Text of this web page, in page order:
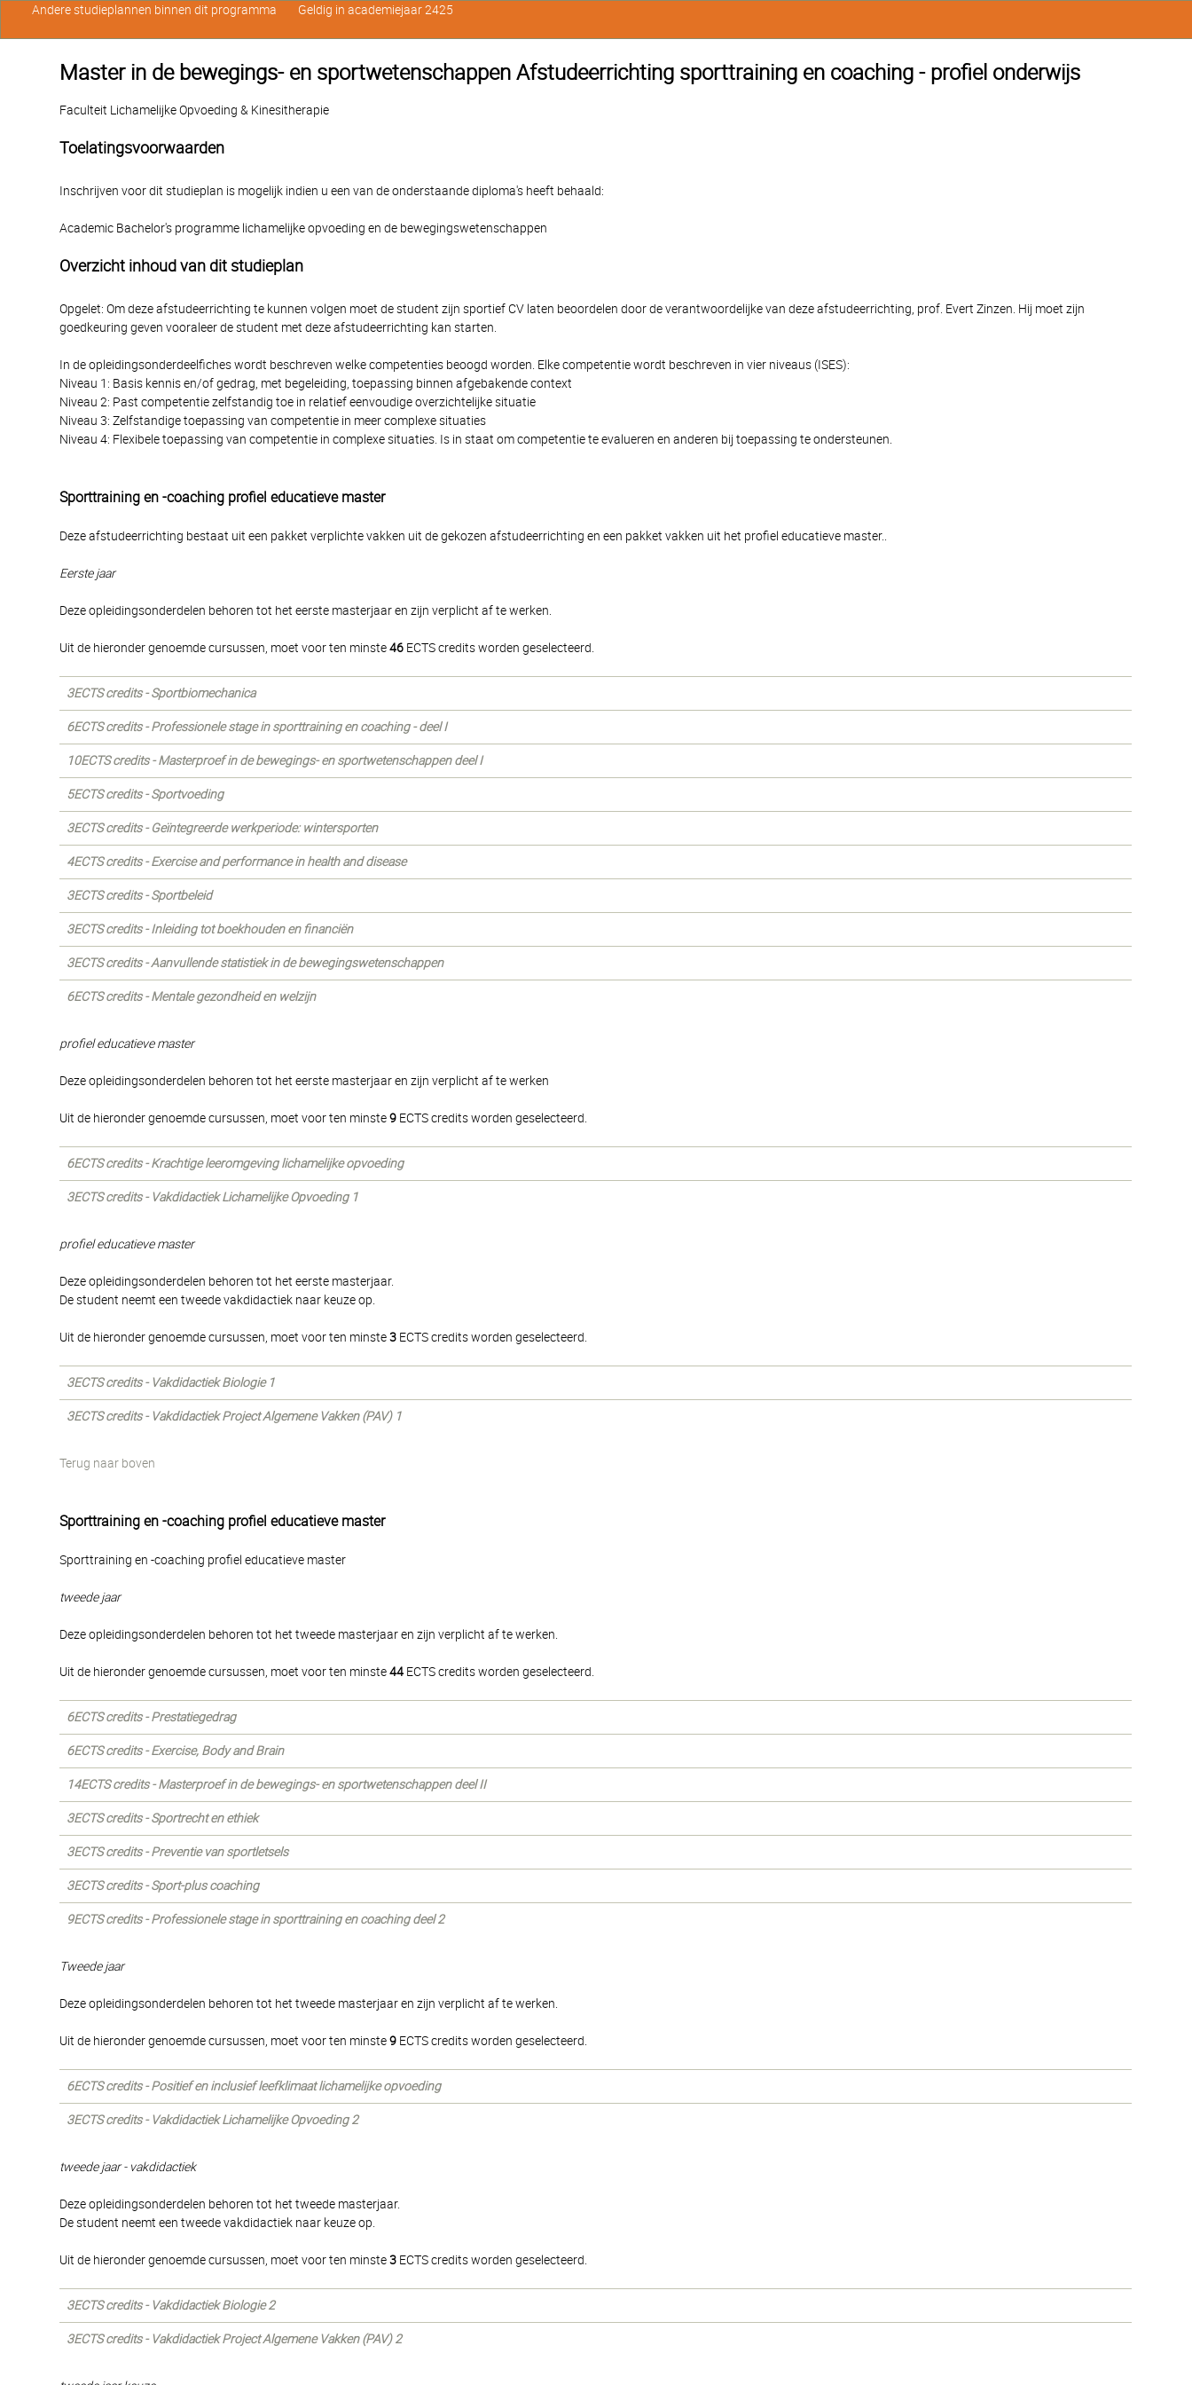
Master in de bewegings- en sportwetenschappen Afstudeerrichting sporttraining en coaching - profiel onderwijs
Faculteit Lichamelijke Opvoeding & Kinesitherapie
Toelatingsvoorwaarden
Inschrijven voor dit studieplan is mogelijk indien u een van de onderstaande diploma's heeft behaald:
Academic Bachelor's programme lichamelijke opvoeding en de bewegingswetenschappen
Overzicht inhoud van dit studieplan
Opgelet: Om deze afstudeerrichting te kunnen volgen moet de student zijn sportief CV laten beoordelen door de verantwoordelijke van deze afstudeerrichting, prof. Evert Zinzen. Hij moet zijn
goedkeuring geven vooraleer de student met deze afstudeerrichting kan starten.
In de opleidingsonderdeelfiches wordt beschreven welke competenties beoogd worden. Elke competentie wordt beschreven in vier niveaus (ISES):
Niveau 1: Basis kennis en/of gedrag, met begeleiding, toepassing binnen afgebakende context
Niveau 2: Past competentie zelfstandig toe in relatief eenvoudige overzichtelijke situatie
Niveau 3: Zelfstandige toepassing van competentie in meer complexe situaties
Niveau 4: Flexibele toepassing van competentie in complexe situaties. Is in staat om competentie te evalueren en anderen bij toepassing te ondersteunen.
Sporttraining en -coaching profiel educatieve master
Deze afstudeerrichting bestaat uit een pakket verplichte vakken uit de gekozen afstudeerrichting en een pakket vakken uit het profiel educatieve master..
Eerste jaar
Deze opleidingsonderdelen behoren tot het eerste masterjaar en zijn verplicht af te werken.
Uit de hieronder genoemde cursussen, moet voor ten minste46 ECTS credits worden geselecteerd.
3ECTS credits - Sportbiomechanica
6ECTS credits - Professionele stage in sporttraining en coaching - deel I
10ECTS credits - Masterproef in de bewegings- en sportwetenschappen deel I
5ECTS credits - Sportvoeding
3ECTS credits - Geïntegreerde werkperiode: wintersporten
4ECTS credits - Exercise and performance in health and disease
3ECTS credits - Sportbeleid
3ECTS credits - Inleiding tot boekhouden en financiën
3ECTS credits - Aanvullende statistiek in de bewegingswetenschappen
6ECTS credits - Mentale gezondheid en welzijn
profiel educatieve master
Deze opleidingsonderdelen behoren tot het eerste masterjaar en zijn verplicht af te werken
Uit de hieronder genoemde cursussen, moet voor ten minste9 ECTS credits worden geselecteerd.
6ECTS credits - Krachtige leeromgeving lichamelijke opvoeding
3ECTS credits - Vakdidactiek Lichamelijke Opvoeding 1
profiel educatieve master
Deze opleidingsonderdelen behoren tot het eerste masterjaar.
De student neemt een tweede vakdidactiek naar keuze op.
Uit de hieronder genoemde cursussen, moet voor ten minste3 ECTS credits worden geselecteerd.
3ECTS credits - Vakdidactiek Biologie 1
3ECTS credits - Vakdidactiek Project Algemene Vakken (PAV) 1
Terug naar boven
Sporttraining en -coaching profiel educatieve master
Sporttraining en -coaching profiel educatieve master
tweede jaar
Deze opleidingsonderdelen behoren tot het tweede masterjaar en zijn verplicht af te werken.
Uit de hieronder genoemde cursussen, moet voor ten minste44 ECTS credits worden geselecteerd.
6ECTS credits - Prestatiegedrag
6ECTS credits - Exercise, Body and Brain
14ECTS credits - Masterproef in de bewegings- en sportwetenschappen deel II
3ECTS credits - Sportrecht en ethiek
3ECTS credits - Preventie van sportletsels
3ECTS credits - Sport-plus coaching
9ECTS credits - Professionele stage in sporttraining en coaching deel 2
Tweede jaar
Deze opleidingsonderdelen behoren tot het tweede masterjaar en zijn verplicht af te werken.
Uit de hieronder genoemde cursussen, moet voor ten minste9 ECTS credits worden geselecteerd.
6ECTS credits - Positief en inclusief leefklimaat lichamelijke opvoeding
3ECTS credits - Vakdidactiek Lichamelijke Opvoeding 2
tweede jaar - vakdidactiek
Deze opleidingsonderdelen behoren tot het tweede masterjaar.
De student neemt een tweede vakdidactiek naar keuze op.
Uit de hieronder genoemde cursussen, moet voor ten minste3 ECTS credits worden geselecteerd.
3ECTS credits - Vakdidactiek Biologie 2
3ECTS credits - Vakdidactiek Project Algemene Vakken (PAV) 2
Andere studieplannen binnen dit programma Geldig in academiejaar 2425